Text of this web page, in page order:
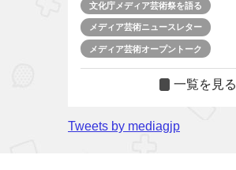
文化庁メディア芸術祭を語る
メディア芸術ニュースレター
メディア芸術オープントーク
一覧を見る
Tweets by mediagjp